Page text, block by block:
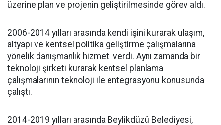
üzerine plan ve projenin geliştirilmesinde görev aldı.
2006-2014 yılları arasında kendi işini kurarak ulaşım,
altyapı ve kentsel politika geliştirme çalışmalarına
yönelik danışmanlık hizmeti verdi. Aynı zamanda bir
teknoloji şirketi kurarak kentsel planlama
çalışmalarının teknoloji ile entegrasyonu konusunda
çalıştı.
2014-2019 yılları arasında Beylikdüzü Belediyesi,